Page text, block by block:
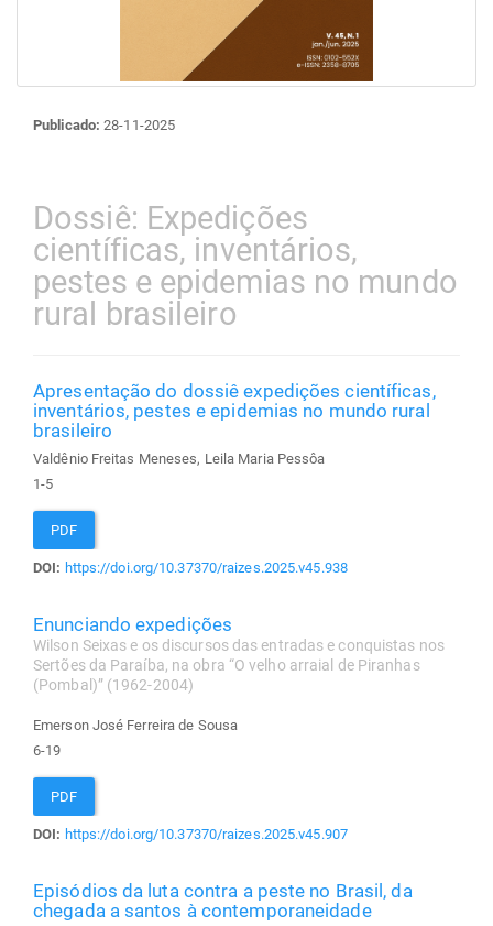
Publicado:28-11-2025
Dossiê: Expedições
científicas, inventários,
pestes e epidemias no mundo
rural brasileiro
Apresentação do dossiê expedições científicas,
inventários, pestes e epidemias no mundo rural
brasileiro
Valdênio Freitas Meneses, Leila Maria Pessôa
1-5
PDF
DOI: https://doi.org/10.37370/raizes.2025.v45.938
Enunciando expedições
Wilson Seixas e os discursos das entradas e conquistas nos
Sertões da Paraíba, na obra “O velho arraial de Piranhas
(Pombal)” (1962-2004)
Emerson José Ferreira de Sousa
6-19
PDF
DOI: https://doi.org/10.37370/raizes.2025.v45.907
Episódios da luta contra a peste no Brasil, da
chegada a santos à contemporaneidade